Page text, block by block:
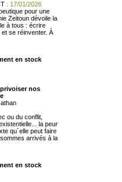
: 17/01/2026
pour une
Zeitoun dévoile la
à tous : écrire
se réinventer. À
en stock
nos
ou du conflit,
la peur
qu´elle peut faire
arrivés à la
en stock